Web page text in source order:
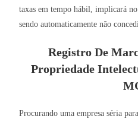
taxas em tempo hábil, implicará
sendo automaticamente não
Registro De
Propriedade
Procurando uma empresa séria